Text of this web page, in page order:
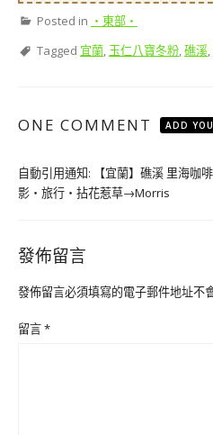
Posted in ‧東部‧
Tagged 宜蘭, 玉仁八寶冬粉,礁溪,
ONE COMMENT ADD
自動引用通知:
【宜蘭】礁溪 里海咖
影‧旅行‧拈花惹草→Morris
發佈留言
發佈留言必須填寫的電子郵件地址不
留言*